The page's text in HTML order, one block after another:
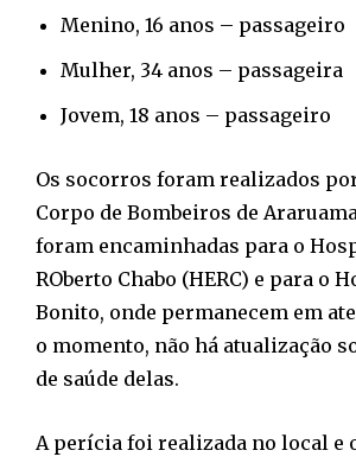
Menino, 16 anos – passageiro
Mulher, 34 anos – passageira
Jovem, 18 anos – passageiro
Os socorros foram realizados
Corpo de Bombeiros de
foram encaminhadas para o
ROberto Chabo (HERC) e para o
Bonito, onde permanecem em
o momento, não há atualização
de saúde delas.
A perícia foi realizada no local e